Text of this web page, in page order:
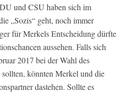
und CSU haben sich im
„Sozis“ geht, noch immer
für Merkels Entscheidung dürfte
aussehen. Falls sich
2017 bei der Wahl des
könnten Merkel und die
dastehen. Sollte es